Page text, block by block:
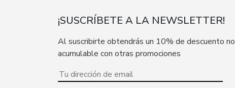
¡SUSCRÍBETE A LA NEWSLETTER!
Al suscribirte obtendrás un 10% de descuento no
acumulable con otras promociones